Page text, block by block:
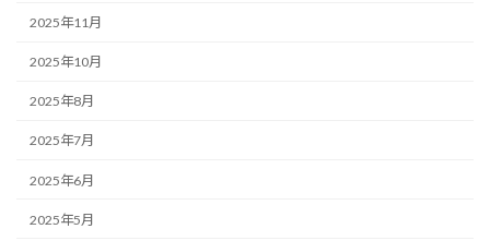
2025年11月
2025年10月
2025年8月
2025年7月
2025年6月
2025年5月